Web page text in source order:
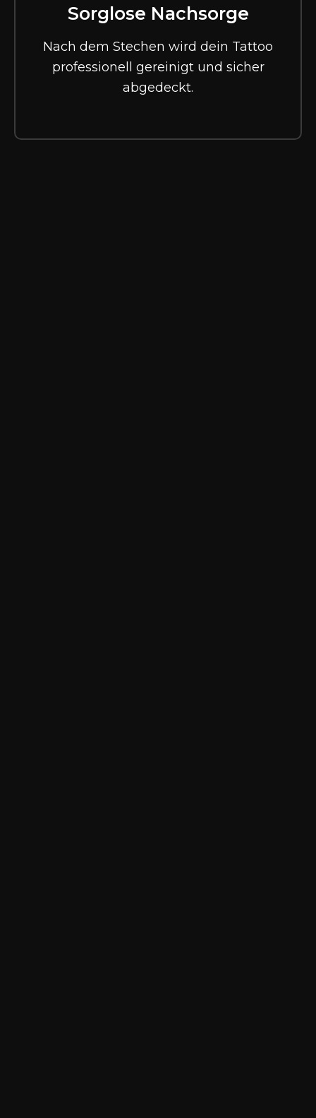
Sorglose Nachsorge
Nach dem Stechen wird dein Tattoo
professionell gereinigt und sicher
abgedeckt.